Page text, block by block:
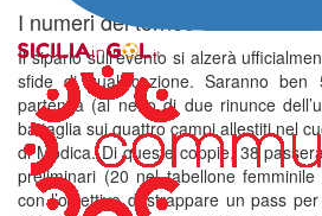
I numeri del torneo e la
Il sipario sull’evento si alzerà
sfide di qualificazione. Saranno
partenza (al netto di due rinunce
battaglia sui quattro campi allestiti nel
di Modica. Di queste coppie, 38
preliminari (20 nel tabellone
con l’obiettivo di strappare un pass